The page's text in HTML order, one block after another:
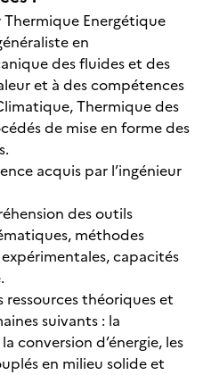
Energétique
en
des fluides et des
et à des compétences
Thermique des
de mise en forme des
acquis par l’ingénieur
des outils
méthodes
capacités
théoriques et
suivants : la
conversion d’énergie, les
en milieu solide et